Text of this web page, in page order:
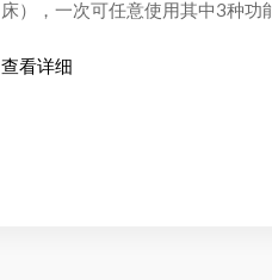
床），一次可任意使用其中3种功
查看详细